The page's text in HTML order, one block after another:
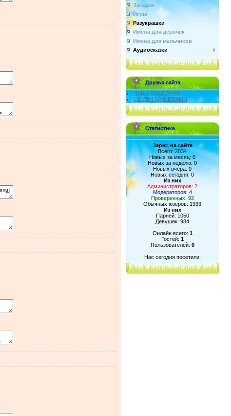
Загадки
Игры
Разукрашки
Имена для девочек
Имена для мальчиков
Аудиосказки
Друзья сайта
НАША КНОПОЧКА
ОБМЕН БАННЕРАМИ
Статистика
Зарег. на сайте
Всего: 2034
Новых за месяц: 0
Новых за неделю: 0
Новых вчера: 0
Новых сегодня: 0
Из них
Администраторов: 2
Модераторов: 4
Проверенных: 92
Обычных юзеров: 1933
Из них
Парней: 1050
Девушек: 984
Онлайн всего: 1
Гостей: 1
Пользователей: 0
Нас сегодня посетили: